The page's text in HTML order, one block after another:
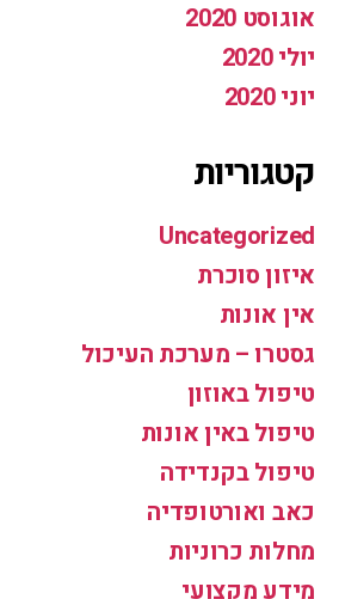
אוגוסט 2020
יולי 2020
יוני 2020
קטגוריות
Uncategorized
איזון סוכרת
אין אונות
גסטרו – מערכת העיכול
טיפול באוזון
טיפול באין אונות
טיפול בקנדידה
כאב ואורטופדיה
מחלות כרוניות
מידע מקצועי